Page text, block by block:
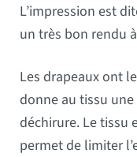
L’impression est
un très bon rendu
Les drapeaux ont
donne au tissu
déchirure. Le tissu
permet de limiter